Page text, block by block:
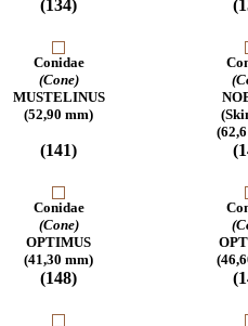
(134)
Conidae
(Cone)
MUSTELINUS
(52,90 mm)
(141)
Conidae
(Cone)
OPTIMUS
(41,30 mm)
(148)